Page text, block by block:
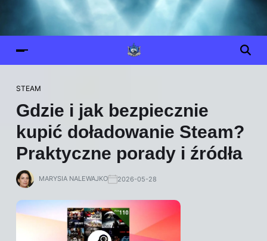
STEAM
Gdzie i jak bezpiecznie
kupić doładowanie Steam?
Praktyczne porady i źródła
MARYSIA NALEWAJKO 2026-05-28